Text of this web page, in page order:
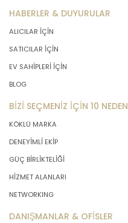
HABERLER & DUYURULAR
ALICILAR İÇİN
SATICILAR İÇİN
EV SAHİPLERİ İÇİN
BLOG
BİZİ SEÇMENİZ İÇİN 10 NEDEN
KÖKLÜ MARKA
DENEYİMLİ EKİP
GÜÇ BİRLİKTELİĞİ
HİZMET ALANLARI
NETWORKING
DANIŞMANLAR & OFİSLER